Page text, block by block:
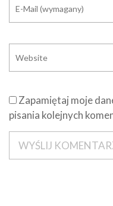
Zapamiętaj moje
pisania kolejnych